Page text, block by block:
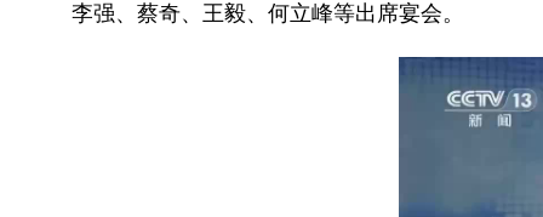
李强、蔡奇、王毅、何立峰等出席宴会。